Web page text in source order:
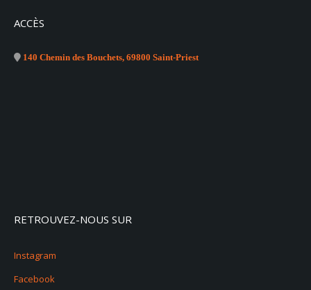
ACCÈS
140 Chemin des Bouchets, 69800 Saint-Priest
RETROUVEZ-NOUS SUR
Instagram
Facebook